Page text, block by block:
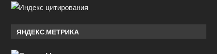
ЯНДЕКС.МЕТРИКА